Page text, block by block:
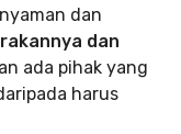
dan
dan
ada pihak yang
harus